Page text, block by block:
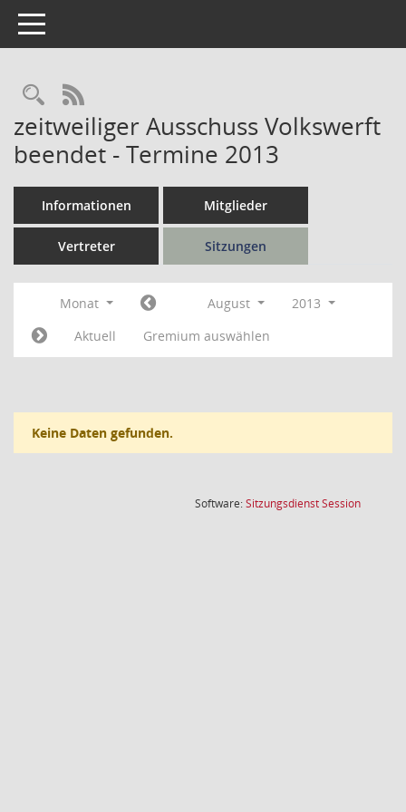
Toggle navigation
Rechercheauswahl
RSS-Feed
zeitweiliger Ausschuss Volkswerft
beendet - Termine 2013
Informationen Mitglieder
Vertreter Sitzungen
Monat August
2013
Aktuell
Gremium auswählen
Keine Daten gefunden.
Software:SitzungsdienstSession(Wird in